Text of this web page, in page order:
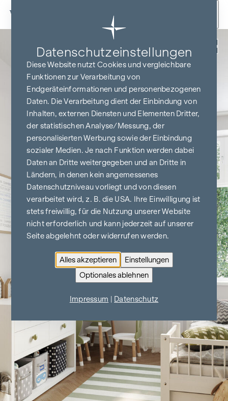
Zum Inhalt springen
Datenschutz­einstellungen
Diese Website nutzt Cookies und vergleichbare
Funktionen zur Verarbeitung von
Endgeräteinformationen und personenbezogenen
Daten. Die Verarbeitung dient der Einbindung von
Inhalten, externen Diensten und Elementen Dritter,
der statistischen Analyse/Messung, der
personalisierten Werbung sowie der Einbindung
sozialer Medien. Je nach Funktion werden dabei
Daten an Dritte weitergegeben und an Dritte in
Ländern, in denen kein angemessenes
Datenschutzniveau vorliegt und von diesen
verarbeitet wird, z. B. die USA. Ihre Einwilligung ist
stets freiwillig, für die Nutzung unserer Website
nicht erforderlich und kann jederzeit auf unserer
Seite abgelehnt oder widerrufen werden.
Alles akzeptieren
Einstellungen
Optionales ablehnen
Impressum Datenschutz